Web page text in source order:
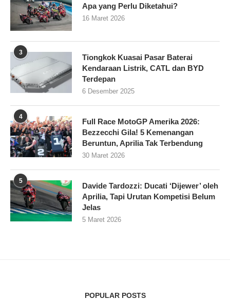
Apa yang Perlu Diketahui?
16 Maret 2026
3
Tiongkok Kuasai Pasar Baterai
Kendaraan Listrik, CATL dan BYD
Terdepan
6 Desember 2025
4
Full Race MotoGP Amerika 2026:
Bezzecchi Gila! 5 Kemenangan
Beruntun, Aprilia Tak Terbendung
30 Maret 2026
5
Davide Tardozzi: Ducati ‘Dijewer’ oleh
Aprilia, Tapi Urutan Kompetisi Belum
Jelas
5 Maret 2026
POPULAR POSTS